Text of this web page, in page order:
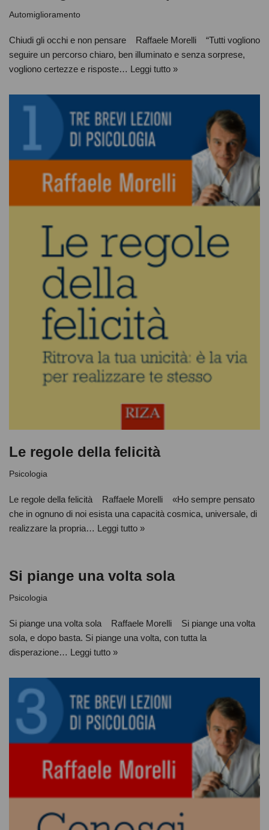
Automiglioramento
Chiudi gli occhi e non pensare Raffaele Morelli “Tutti vogliono
seguire un percorso chiaro, ben illuminato e senza sorprese,
vogliono certezze e risposte… Leggi tutto »
Le regole della felicità
Psicologia
Le regole della felicità Raffaele Morelli «Ho sempre pensato
che in ognuno di noi esista una capacità cosmica, universale, di
realizzare la propria… Leggi tutto »
Si piange una volta sola
Psicologia
Si piange una volta sola Raffaele Morelli Si piange una volta
sola, e dopo basta. Si piange una volta, con tutta la
disperazione… Leggi tutto »